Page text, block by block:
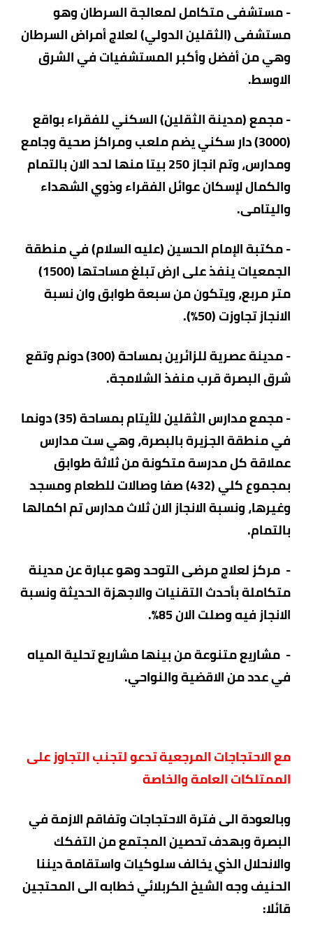
- مستشفى متكامل لمعالجة السرطان وهو
مستشفى (الثقلين الدولي) لعلاج أمراض السرطان
وهي من أفضل وأكبر المستشفيات في الشرق
الاوسط.
- مجمع (مدينة الثقلين) السكني للفقراء بواقع
(3000) دار سكني يضم ملعب ومراكز صحية وجامع
ومدارس، وتم انجاز 250 بيتا منها لحد الان بالتمام
والكمال لإسكان عوائل الفقراء وذوي الشهداء
واليتامى.
- مكتبة الإمام الحسين (عليه السلام) في منطقة
الجمعيات ينفذ على ارض تبلغ مساحتها (1500)
متر مربع، ويتكون من سبعة طوابق وان نسبة
الانجاز تجاوزت (50%).
- مدينة عصرية للزائرين بمساحة (300) دونم وتقع
شرق البصرة قرب منفذ الشلامجة.
- مجمع مدارس الثقلين للأيتام بمساحة (35) دونما
في منطقة الجزيرة بالبصرة، وهي ست مدارس
عملاقة كل مدرسة متكونة من ثلاثة طوابق
بمجموع كلي (432) صفا وصالات للطعام ومسجد
وغيرها، ونسبة الانجاز الان ثلاث مدارس تم اكمالها
بالتمام.
- مركز لعلاج مرضى التوحد وهو عبارة عن مدينة
متكاملة بأحدث التقنيات والاجهزة الحديثة ونسبة
الانجاز فيه وصلت الان 85%.
- مشاريع متنوعة من بينها مشاريع تحلية المياه
في عدد من الاقضية والنواحي.
مع الاحتجاجات المرجعية تدعو لتجنب التجاوز على
الممتلكات العامة والخاصة
وبالعودة الى فترة الاحتجاجات وتفاقم الازمة في
البصرة وبهدف تحصين المجتمع من التفكك
والانحلال الذي يخالف سلوكيات واستقامة ديننا
الحنيف وجه الشيخ الكربلائي خطابه الى المحتجين
قائلا: